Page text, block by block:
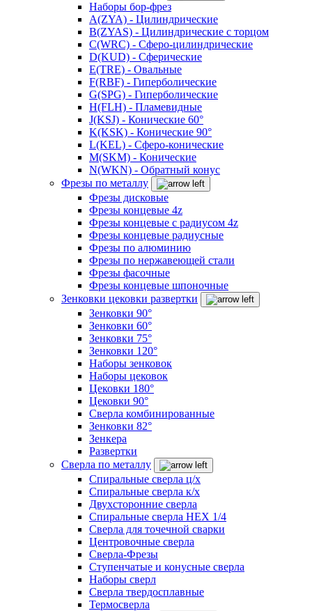
Наборы бор-фрез
A(ZYA) - Цилиндрические
B(ZYAS) - Цилиндрические с торцом
C(WRC) - Сферо-цилиндрические
D(KUD) - Сферические
E(TRE) - Овальные
F(RBF) - Гиперболические
G(SPG) - Гиперболические
H(FLH) - Пламевидные
J(KSJ) - Конические 60°
K(KSK) - Конические 90°
L(KEL) - Сферо-конические
M(SKM) - Конические
N(WKN) - Обратный конус
Фрезы по металлу
Фрезы дисковые
Фрезы концевые 4z
Фрезы концевые с радиусом 4z
Фрезы концевые радиусные
Фрезы по алюминию
Фрезы по нержавеющей стали
Фрезы фасочные
Фрезы концевые шпоночные
Зенковки цековки развертки
Зенковки 90°
Зенковки 60°
Зенковки 75°
Зенковки 120°
Наборы зенковок
Наборы цековок
Цековки 180°
Цековки 90°
Сверла комбинированные
Зенковки 82°
Зенкера
Развертки
Сверла по металлу
Спиральные сверла ц/х
Спиральные сверла к/х
Двухсторонние сверла
Спиральные сверла HEX 1/4
Сверла для точечной сварки
Центровочные сверла
Сверла-Фрезы
Ступенчатые и конусные сверла
Наборы сверл
Сверла твердосплавные
Термосверла